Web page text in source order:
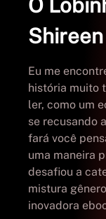
O
Shireen
Eu me
história muito
ler, como um
se recusando
fará você
uma maneira
desafiou a
mistura
inovadora